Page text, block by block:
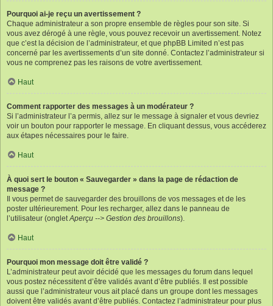
Pourquoi ai-je reçu un avertissement ?
Chaque administrateur a son propre ensemble de règles pour son site. Si
vous avez dérogé à une règle, vous pouvez recevoir un avertissement. Notez
que c’est la décision de l’administrateur, et que phpBB Limited n’est pas
concerné par les avertissements d’un site donné. Contactez l’administrateur si
vous ne comprenez pas les raisons de votre avertissement.
Haut
Comment rapporter des messages à un modérateur ?
Si l’administrateur l’a permis, allez sur le message à signaler et vous devriez
voir un bouton pour rapporter le message. En cliquant dessus, vous accéderez
aux étapes nécessaires pour le faire.
Haut
À quoi sert le bouton « Sauvegarder » dans la page de rédaction de
message ?
Il vous permet de sauvegarder des brouillons de vos messages et de les
poster ultérieurement. Pour les recharger, allez dans le panneau de
l’utilisateur (ongletAperçu --> Gestion des brouillons).
Haut
Pourquoi mon message doit être validé ?
L’administrateur peut avoir décidé que les messages du forum dans lequel
vous postez nécessitent d’être validés avant d’être publiés. Il est possible
aussi que l’administrateur vous ait placé dans un groupe dont les messages
doivent être validés avant d’être publiés. Contactez l’administrateur pour plus